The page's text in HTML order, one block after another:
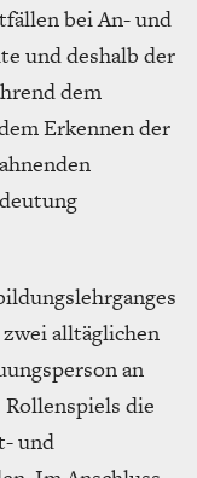
bei An- und
und deshalb der
dem
Erkennen der
alltäglichen
an
die
und